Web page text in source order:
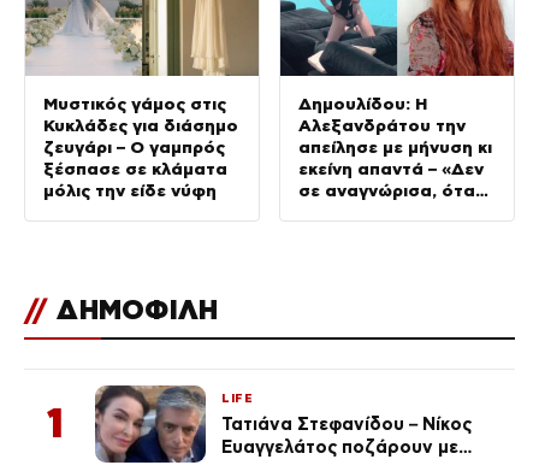
Μυστικός γάμος στις
Κυκλάδες για διάσημο
ζευγάρι – Ο γαμπρός
ξέσπασε σε κλάματα
μόλις την είδε νύφη
Δημουλίδου: Η
Αλεξανδράτου την
απείλησε με μήνυση κι
εκείνη απαντά – «Δεν
σε αναγνώρισα, όταν
// ΔΗΜΟΦΙΛΗ
1
LIFE
Τατιάνα Στεφανίδου – Νίκος
Ευαγγελάτος ποζάρουν με